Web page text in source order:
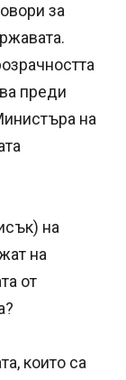
за
преди
на
на
на
от
които са